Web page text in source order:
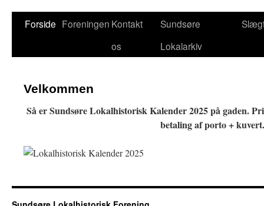
Hop
Forside Foreningen Kontakt
os
Sundsøre
Lokalarkiv
Velkommen
Så er Sundsøre Lokalhistorisk Kalender 2025 på gaden.
betaling af porto + kuvert.